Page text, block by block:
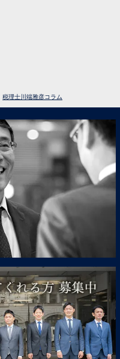
4 5
次へ →
税理士川端雅彦コラム